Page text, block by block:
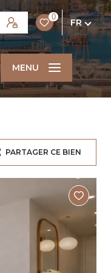
0
FR
MENU
PARTAGER CE BIEN